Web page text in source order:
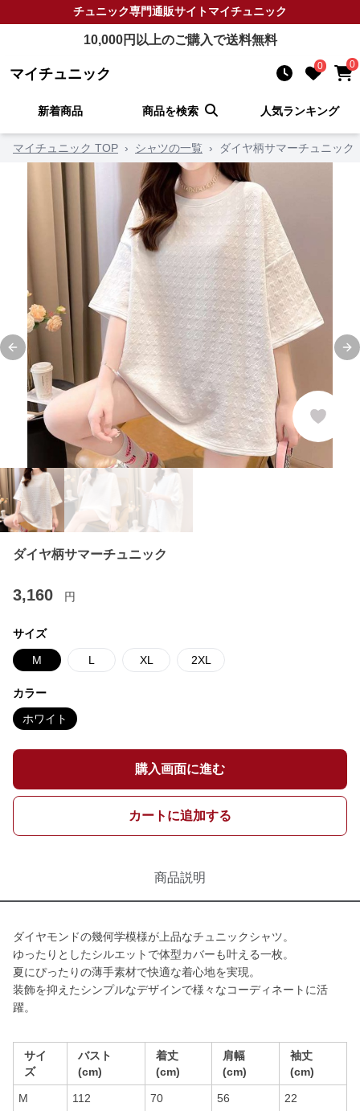
チュニック専門通販サイトマイチュニック
10,000円以上のご購入で送料無料
マイチュニック 0 0
新着商品 商品を検索 人気ランキング
マイチュニック TOP › シャツの一覧 › ダイヤ柄サマーチュニック
Previous slide
ダイヤ柄サマーチュニック
3,160 円
サイズ
M L XL 2XL
カラー
ホワイト
購入画面に進む
カートに追加する
商品説明
ダイヤモンドの幾何学模様が上品なチュニックシャツ。
ゆったりとしたシルエットで体型カバーも叶える一枚。
夏にぴったりの薄手素材で快適な着心地を実現。
装飾を抑えたシンプルなデザインで様々なコーディネートに活
躍。
サイ
ズ
バスト
(cm)
着丈
(cm)
肩幅
(cm)
袖丈
(cm)
M 112 70 56 22